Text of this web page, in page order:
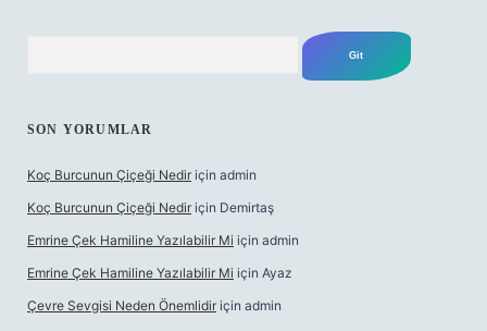
SON YORUMLAR
Koç Burcunun Çiçeği Nedir için admin
Koç Burcunun Çiçeği Nedir için Demirtaş
Emrine Çek Hamiline Yazılabilir Mi için admin
Emrine Çek Hamiline Yazılabilir Mi için Ayaz
Çevre Sevgisi Neden Önemlidir için admin